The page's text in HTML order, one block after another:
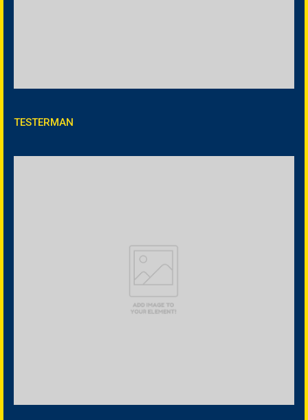
TESTERMAN